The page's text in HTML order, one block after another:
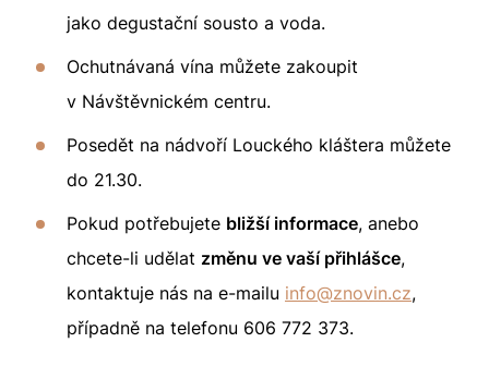
jako degustační sousto a voda.
Ochutnávaná vína můžete zakoupit
v Návštěvnickém centru.
Posedět na nádvoří Louckého kláštera můžete
do 21.30.
Pokud potřebujete bližší informace, anebo
chcete-li udělat změnu ve vaší přihlášce,
kontaktuje nás na e-mailu info@znovin.cz,
případně na telefonu 606 772 373.